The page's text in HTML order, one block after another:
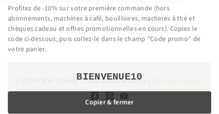
Accéder au blog
© 2026 Cafés Querry | Tous droits réservés |
chèques cadeau et offres promotionnelles en cours). Copiez le
code ci-dessous, puis collez-le dans le champ "Code promo" de
votre panier.